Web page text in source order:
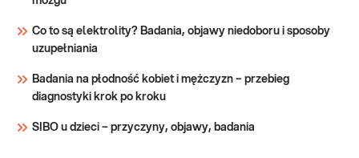
osteoporozę, wahania masy ciała, chwiejność
Sprawdź
Co to są elektrolity? Badania, objawy niedoboru i sposoby
uzupełniania
Badania na płodność kobiet i mężczyzn – przebieg
diagnostyki krok po kroku
SIBO u dzieci – przyczyny, objawy, badania